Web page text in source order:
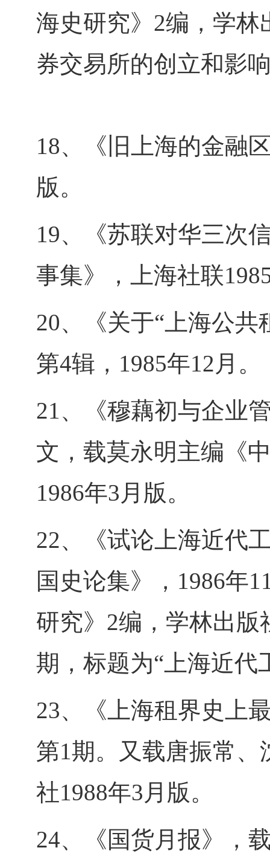
海史研究》2编，学林
券交易所的创立和影
18、《旧上海的金融
版。
19、《苏联对华三次
事集》，上海社联
20、《关于“上海公共
第4辑，1985年12月。
21、《穆藕初与企业
文，载莫永明主编《
1986年3月版。
22、《试论上海近代
国史论集》，1986年
研究》2编，学林出版
期，标题为“上海近代
23、《上海租界史上
第1期。又载唐振常
社1988年3月版。
24、《国货月报》，